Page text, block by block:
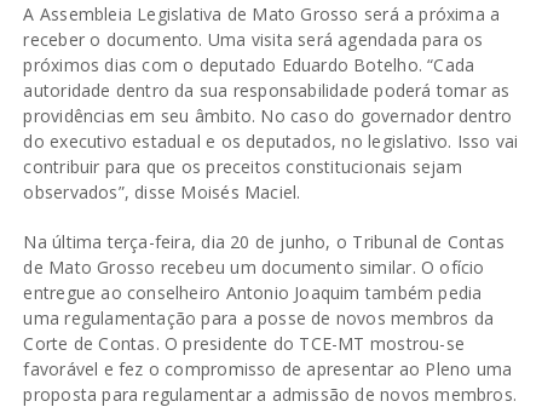
A Assembleia Legislativa de Mato Grosso será a próxima a
receber o documento. Uma visita será agendada para os
próximos dias com o deputado Eduardo Botelho. “Cada
autoridade dentro da sua responsabilidade poderá tomar as
providências em seu âmbito. No caso do governador dentro
do executivo estadual e os deputados, no legislativo. Isso vai
contribuir para que os preceitos constitucionais sejam
observados”, disse Moisés Maciel.
Na última terça-feira, dia 20 de junho, o Tribunal de Contas
de Mato Grosso recebeu um documento similar. O ofício
entregue ao conselheiro Antonio Joaquim também pedia
uma regulamentação para a posse de novos membros da
Corte de Contas. O presidente do TCE-MT mostrou-se
favorável e fez o compromisso de apresentar ao Pleno uma
proposta para regulamentar a admissão de novos membros.